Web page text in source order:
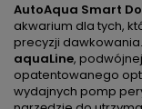
AutoAqua Smart
akwarium dla tych,
precyzji
aquaLine,
opatentowanego
wydajnych pomp